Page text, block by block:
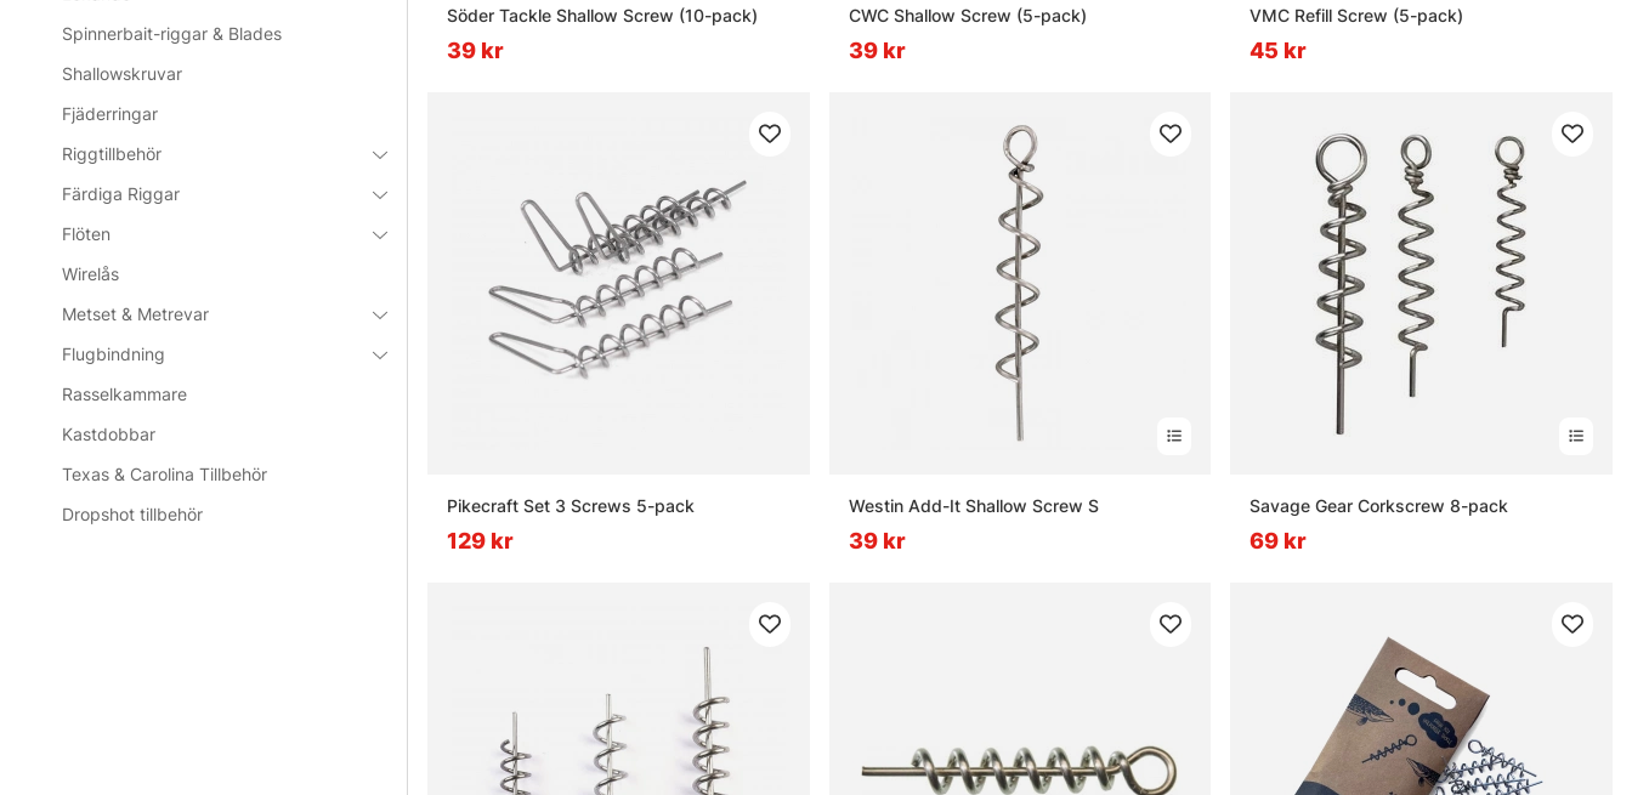
Spinnerbait-riggar & Blades
Shallowskruvar
Fjäderringar
Riggtillbehör
Färdiga Riggar
Flöten
Wirelås
Metset & Metrevar
Flugbindning
Rasselkammare
Kastdobbar
Texas & Carolina Tillbehör
Dropshot tillbehör
Söder Tackle Shallow Screw (10-pack)
39 kr
CWC Shallow Screw (5-pack)
39 kr
VMC Refill Screw (5-pack)
45 kr
Pikecraft Set 3 Screws 5-pack
129 kr
Westin Add-It Shallow Screw S
39 kr
Savage Gear Corkscrew 8-pack
69 kr